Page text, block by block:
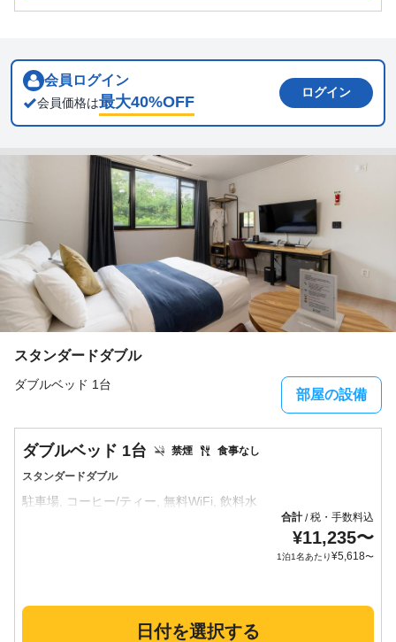
会員ログイン
会員価格は最大40%OFF
ログイン
スタンダードダブル
ダブルベッド 1台
部屋の設備
スタンダードダブル
禁煙 食事なし
ダブルベッド 1台
合計/税・手数料込
¥11,235〜
1泊1名あたり¥5,618〜
日付を選択する